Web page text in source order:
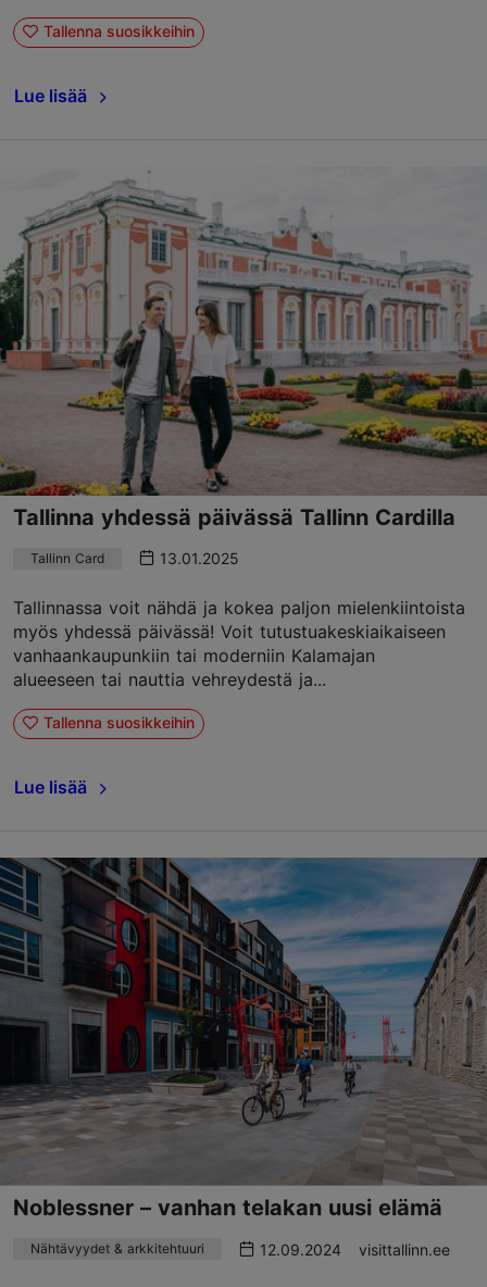
Tallenna suosikkeihin
Lue lisää
Tallinna yhdessä päivässä Tallinn Cardilla
Tallinn Card 13.01.2025
Tallinnassa voit nähdä ja kokea paljon mielenkiintoista
myös yhdessä päivässä! Voit tutustuakeskiaikaiseen
vanhaankaupunkiin tai moderniin Kalamajan
alueeseen tai nauttia vehreydestä ja...
Tallenna suosikkeihin
Lue lisää
Noblessner – vanhan telakan uusi elämä
Nähtävyydet & arkkitehtuuri 12.09.2024 visittallinn.ee